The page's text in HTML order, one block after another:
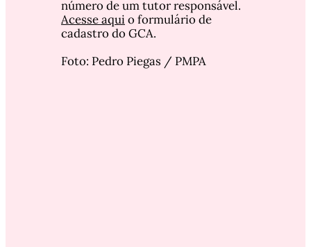
Acesse aqui o formulário de
cadastro do GCA.
Foto: Pedro Piegas / PMPA